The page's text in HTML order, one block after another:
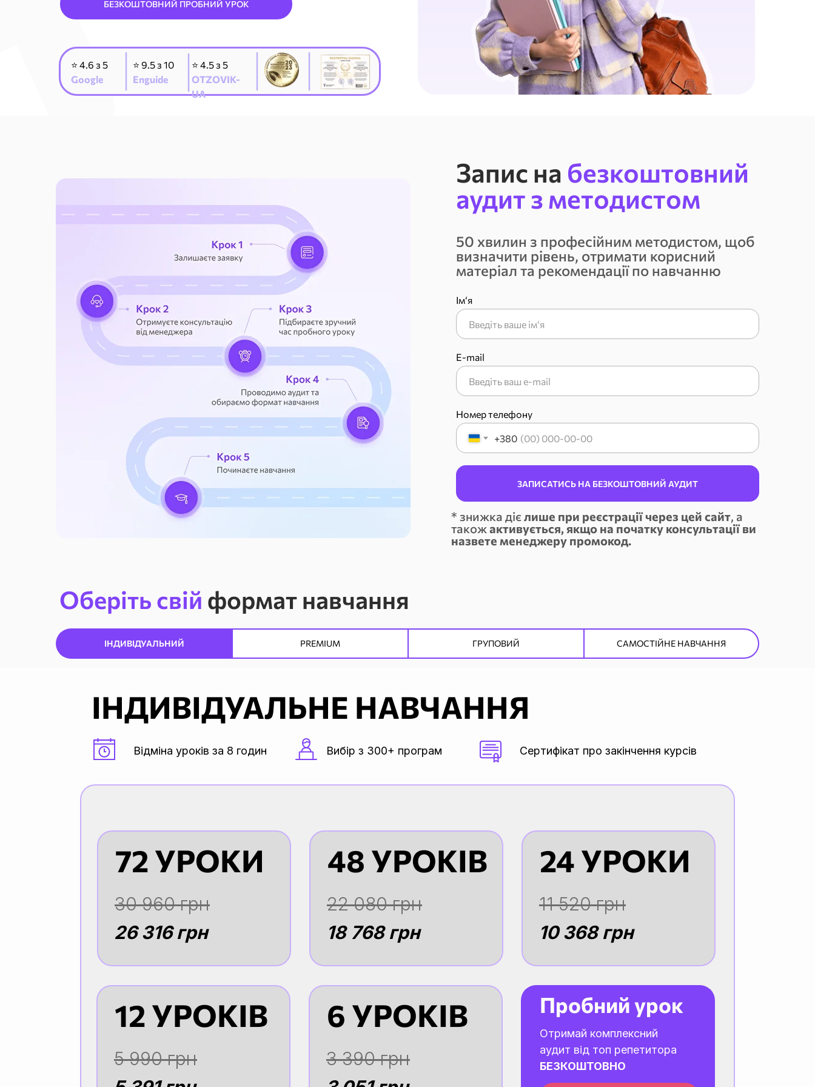
⭐ 4.6 з 5
Google
⭐ 4.5 з 5
OTZOVIK-
UA
⭐ 9.5 з 10
Enguide
_______
БЕЗКОШТОВНИЙ ПРОБНИЙ УРОК
Запис на безкоштовний
аудит з методистом
50 хвилин з професійним методистом, щоб
визначити рівень, отримати корисний
матеріал та рекомендації по навчанню
* знижка діє лише при реєстрації через цей сайт, а
такожактивується, якщо на початку консультації ви
назвете менеджеру промокод.
Ім‘я
E-mail
Номер телефону
+380
ЗАПИСАТИСЬ НА БЕЗКОШТОВНИЙ АУДИТ
Оберіть свій формат навчання
ІНДИВІДУАЛЬНИЙ PREMIUM ГРУПОВИЙ САМОСТІЙНЕ НАВЧАННЯ
72 УРОКИ
30 960 грн
26 316 грн
48 УРОКІВ
22 080 грн
18 768 грн
24 УРОКИ
11 520 грн
10 368 грн
12 УРОКІВ
5 990 грн
ІНДИВІДУАЛЬНЕ НАВЧАННЯ
Відміна уроків за 8 годин Вибір з 300+ програм Сертифікат про закінчення курсів
6 УРОКІВ
3 390 грн
Пробний урок
Отримай комплексний
аудит від топ репетитора
БЕЗКОШТОВНО